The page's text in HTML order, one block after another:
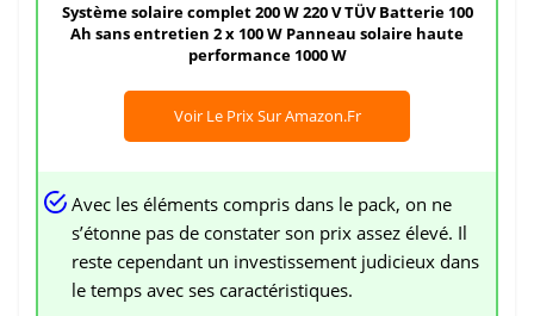
Système solaire complet 200 W 220 V TÜV Batterie 100
Ah sans entretien 2 x 100 W Panneau solaire haute
performance 1000 W
Voir Le Prix Sur Amazon.fr
Avec les éléments compris dans le pack, on ne
s’étonne pas de constater son prix assez élevé. Il
reste cependant un investissement judicieux dans
le temps avec ses caractéristiques.